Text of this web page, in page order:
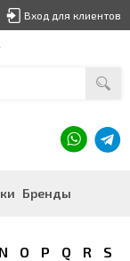
Вход для клиентов
Бренды
N O P Q R
S